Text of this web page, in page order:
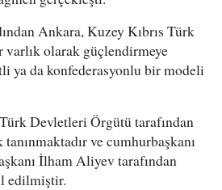
Ankara, Kuzey Kıbrıs Türk
olarak güçlendirmeye
ya da konfederasyonlu bir modeli
Devletleri Örgütü tarafından
ve cumhurbaşkanı
İlham Aliyev tarafından
edilmiştir.